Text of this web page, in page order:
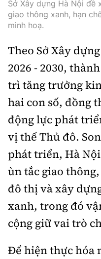
Tổng biên tập:Nguyễn
Phó Tổng biên tập:
Hotline:
0901 514 799
Quảng
0915 057
Email:
Cấm sao chép dưới mọi
chấp thuận bằng văn bản.
Thông tin tòa
soạn
Sở Xây dựng Hà Nội đề
giao thông xanh, hạn
minh hoạ.
Theo Sở Xây
2026 - 2030,
trì tăng trưởng
hai con số, đồng
động lực phát
vị thế Thủ đô.
phát triển, Hà
ùn tắc giao
đô thị và xây
xanh, trong đó
cộng giữ vai trò
Để hiện thực hóa